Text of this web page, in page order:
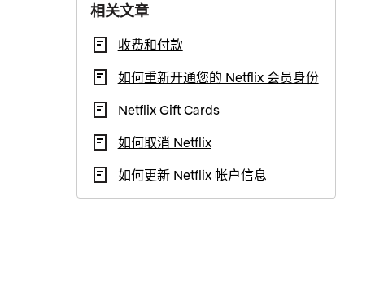
相关文章
收费和付款
如何重新开通您的 Netflix 会员身份
Netflix Gift Cards
如何取消 Netflix
如何更新 Netflix 帐户信息